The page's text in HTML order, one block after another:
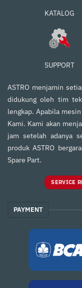
KATALOG
SUPPORT
ASTRO menjamin
didukung oleh tim
lengkap. Apabila
Kami. Kami akan
jam setelah adanya
produk ASTRO
Spare Part.
SERVICE
PAYMENT